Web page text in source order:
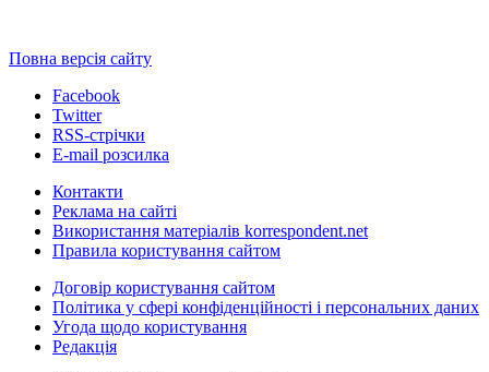
Повна версія сайту
Facebook
Twitter
RSS-стрічки
E-mail розсилка
Контакти
Реклама на сайті
Використання матеріалів korrespondent.net
Правила користування сайтом
Договір користування сайтом
Політика у сфері конфіденційності і персональних даних
Угода щодо користування
Редакція